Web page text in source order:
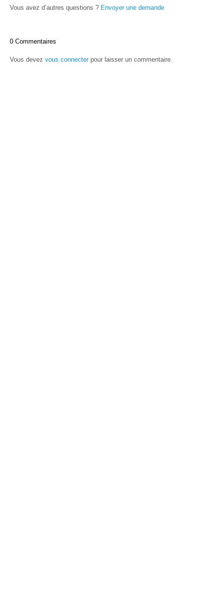
Vous avez d’autres questions ? Envoyer une demande
0 Commentaires
Vous devez vous connecterpour laisser un commentaire.